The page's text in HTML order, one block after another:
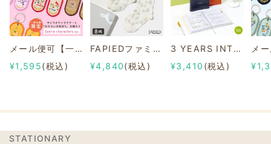
メール便可【一部店舗限定】2/8b PAIR KEY RING Sanrio characters ver.
¥1,595(税込)
FAPIEDファミリーソックスセット 総柄
¥4,840(税込)
3 YEARS INTERVIEW DIARY
¥3,410 (税込)
STATIONARY